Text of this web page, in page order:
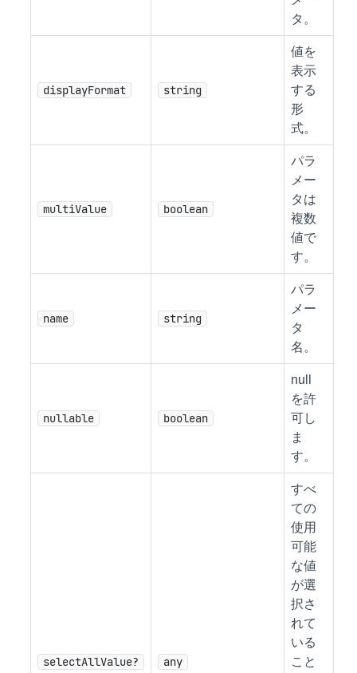
タ。
displayFormat string
値を
表示
する
形
式。
multiValue boolean
パラ
メー
タは
複数
値で
す。
name string
パラ
メー
タ
名。
nullable boolean
null
を許
可し
ま
す。
selectAllValue? any
すべ
ての
使用
可能
な値
が選
択さ
れて
いる
こと